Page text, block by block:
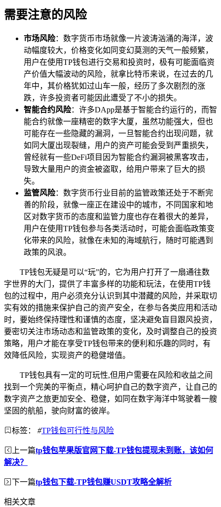
需要注意的风险
市场风险：数字货币市场就像一片波涛汹涌的海洋，波
动幅度较大，价格变化如同变幻莫测的天气一般频繁，
用户在使用TP钱包进行交易和投资时，极有可能面临资
产价值大幅波动的风险，就拿比特币来说，在过去的几
年中，其价格犹如过山车一般，经历了多次剧烈的涨
跌，许多投资者可能因此遭受了不小的损失。
智能合约风险：许多DApp是基于智能合约运行的，而智
能合约就像一座精密的数字大厦，虽然功能强大，但也
可能存在一些隐藏的漏洞，一旦智能合约出现问题，就
如同大厦出现裂缝，用户的资产可能会受到严重损失，
曾经就有一些DeFi项目因为智能合约漏洞被黑客攻击，
导致大量用户的资金被盗取，给用户带来了巨大的损
失。
监管风险：数字货币行业目前的监管政策还处于不断完
善的阶段，就像一座正在建设中的城市，不同国家和地
区对数字货币的态度和监管力度也存在着很大的差异，
用户在使用TP钱包参与各类活动时，可能会面临政策变
化带来的风险，就像在未知的海域航行，随时可能遇到
政策的风浪。
TP钱包无疑是可以“玩”的，它为用户打开了一扇通往数
字世界的大门，提供了丰富多样的功能和玩法，在使用TP钱
包的过程中，用户必须充分认识到其中潜藏的风险，并采取切
实有效的措施来保护自己的资产安全，在参与各类应用和活动
时，要始终保持理性和谨慎的态度，坚决避免盲目跟风投资，
要密切关注市场动态和监管政策的变化，及时调整自己的投资
策略，用户才能在享受TP钱包带来的便利和乐趣的同时，有
效降低风险，实现资产的稳健增值。
TP钱包具有一定的可玩性,但用户需要在风险和收益之间
找到一个完美的平衡点，精心呵护自己的数字资产，让自己的
数字资产之旅更加安全、稳健，如同在数字海洋中驾驶着一艘
坚固的航船，驶向财富的彼岸。
标签： #TP钱包可行性与风险
上一篇tp钱包苹果版官网下载-TP钱包提现未到账，该如何
解决？
下一篇tp钱包下载-TP钱包赚USDT攻略全解析
相关文章